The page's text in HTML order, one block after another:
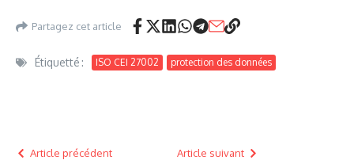
Partagez cet article
Étiquetté : ISO CEI 27002 protection des données
Article précédent Article suivant